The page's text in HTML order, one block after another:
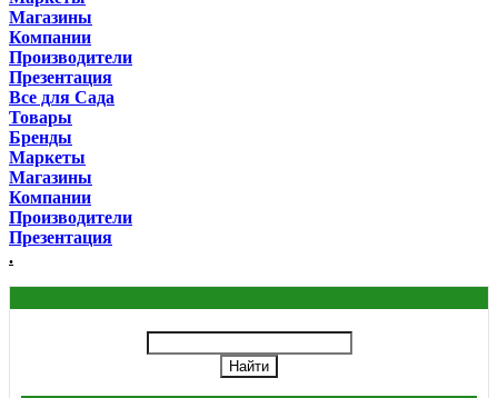
Магазины
Компании
Производители
Презентация
Все для Сада
Товары
Бренды
Маркеты
Магазины
Компании
Производители
Презентация
.